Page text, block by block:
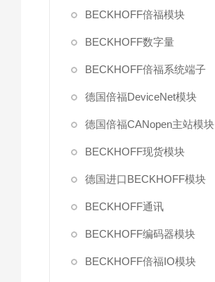
BECKHOFF倍福模块
BECKHOFF数字量
BECKHOFF倍福系统端子
德国倍福DeviceNet模块
德国倍福CANopen主站模块
BECKHOFF现货模块
德国进口BECKHOFF模块
BECKHOFF通讯
BECKHOFF编码器模块
BECKHOFF倍福IO模块